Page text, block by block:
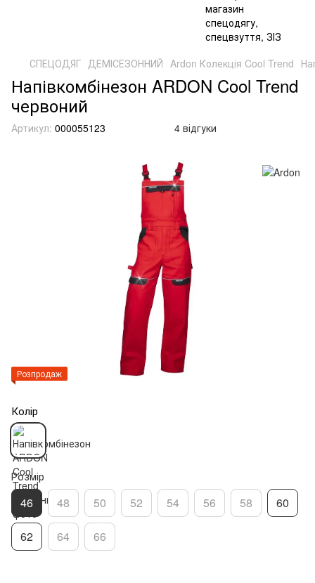
СПЕЦОДЯГ ДЕМІСЕЗОННИЙ Ardon Колекція Cool Trend
Напівкомбінезон ARDON Cool Trend
червоний
Артикул: 000055123 4 відгуки
Розпродаж
Колір
Розмір
46 48 50 52 54 56 58 60
62 64 66